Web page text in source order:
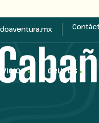
GRUPOS